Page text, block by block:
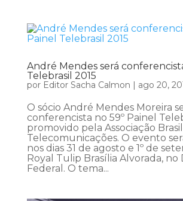
André Mendes será
Telebrasil 2015
por Editor Sacha Calmon | ago 20,
O sócio André Mendes Moreira
conferencista no 59º Painel
promovido pela Associação
Telecomunicações. O evento
nos dias 31 de agosto e 1º de
Royal Tulip Brasília Alvorada, no
Federal. O tema...